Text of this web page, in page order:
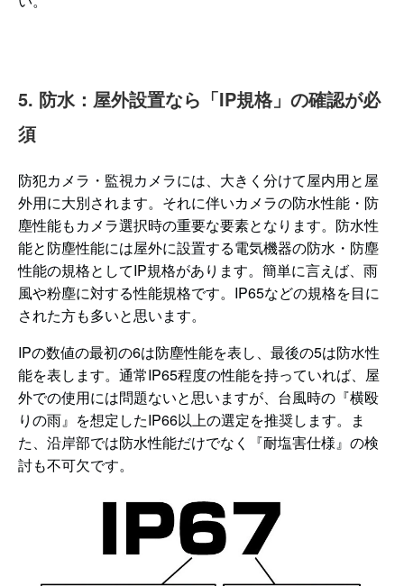
5. 防水：屋外設置なら「IP規格」の確認が必
須
防犯カメラ・監視カメラには、大きく分けて屋内用と屋
外用に大別されます。それに伴いカメラの防水性能・防
塵性能もカメラ選択時の重要な要素となります。防水性
能と防塵性能には屋外に設置する電気機器の防水・防塵
性能の規格としてIP規格があります。簡単に言えば、雨
風や粉塵に対する性能規格です。IP65などの規格を目に
された方も多いと思います。
IPの数値の最初の6は防塵性能を表し、最後の5は防水性
能を表します。通常IP65程度の性能を持っていれば、屋
外での使用には問題ないと思いますが、台風時の『横殴
りの雨』を想定したIP66以上の選定を推奨します。ま
た、沿岸部では防水性能だけでなく『耐塩害仕様』の検
討も不可欠です。